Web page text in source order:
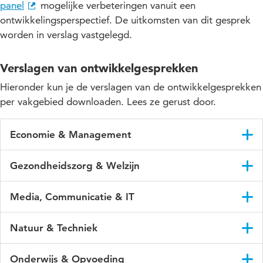
panel
mogelijke verbeteringen vanuit een
ontwikkelingsperspectief. De uitkomsten van dit gesprek
worden in verslag vastgelegd.
Verslagen van ontwikkelgesprekken
Hieronder kun je de verslagen van de ontwikkelgesprekken
per vakgebied downloaden. Lees ze gerust door.
Economie & Management
B Bedrijfskunde (2025)
B Sociaal-Juridische Dienstverlening (2025)
B Logistics Management (2024)
B Sociaal Juridische Dienstverlening deeltijd en Social
Gezondheidszorg & Welzijn
B Social Work (2025)
B Tandprothetiek (2025)
Media, Communicatie & IT
Ad Software Development (2024)
Natuur & Techniek
Onderwijs & Opvoeding